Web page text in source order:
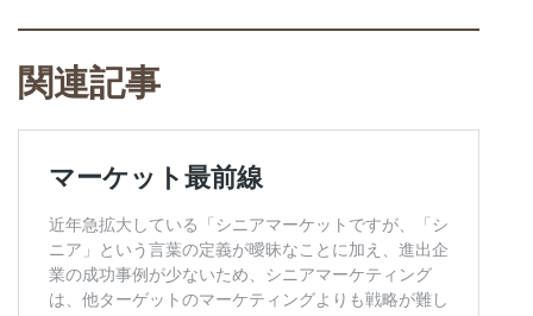
関連記事